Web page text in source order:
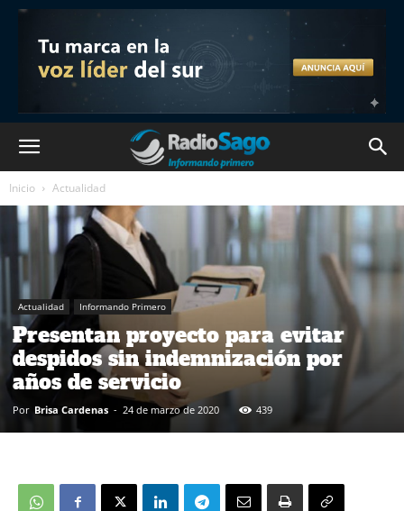
Inicio Actualidad
Actualidad Informando Primero
Presentan proyecto para evitar
despidos sin indemnización por
años de servicio
Por Brisa Cardenas - 24 de marzo de 2020 439